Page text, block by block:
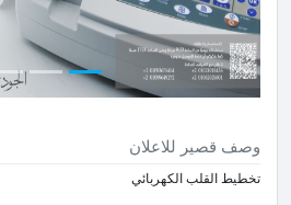
وصف قصير للاعلان
تخطيط القلب الكهربائي